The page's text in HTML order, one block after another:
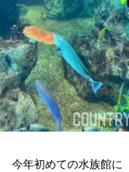
今年初めての水族館に